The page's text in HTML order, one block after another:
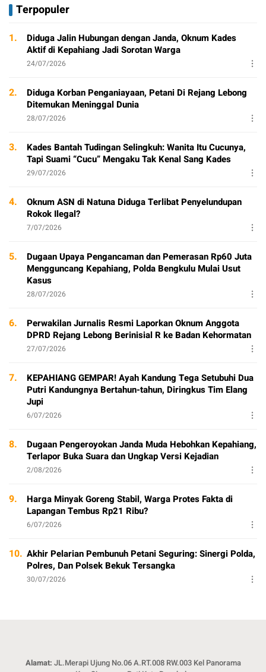
Terpopuler
1.
Diduga Jalin Hubungan dengan Janda, Oknum Kades
Aktif di Kepahiang Jadi Sorotan Warga
24/07/2026
2.
Diduga Korban Penganiayaan, Petani Di Rejang Lebong
Ditemukan Meninggal Dunia
28/07/2026
3.
Kades Bantah Tudingan Selingkuh: Wanita Itu Cucunya,
Tapi Suami “Cucu” Mengaku Tak Kenal Sang Kades
29/07/2026
4.
Oknum ASN di Natuna Diduga Terlibat Penyelundupan
Rokok Ilegal?
7/07/2026
5.
Dugaan Upaya Pengancaman dan Pemerasan Rp60 Juta
Mengguncang Kepahiang, Polda Bengkulu Mulai Usut
Kasus
28/07/2026
6.
Perwakilan Jurnalis Resmi Laporkan Oknum Anggota
DPRD Rejang Lebong Berinisial R ke Badan Kehormatan
27/07/2026
7.
KEPAHIANG GEMPAR! Ayah Kandung Tega Setubuhi Dua
Putri Kandungnya Bertahun-tahun, Diringkus Tim Elang
Jupi
6/07/2026
8.
Dugaan Pengeroyokan Janda Muda Hebohkan Kepahiang,
Terlapor Buka Suara dan Ungkap Versi Kejadian
2/08/2026
9.
Harga Minyak Goreng Stabil, Warga Protes Fakta di
Lapangan Tembus Rp21 Ribu?
6/07/2026
10. Akhir Pelarian Pembunuh Petani Seguring: Sinergi Polda,
Polres, Dan Polsek Bekuk Tersangka
30/07/2026
Alamat: JL.Merapi Ujung No.06 A.RT.008 RW.003 Kel Panorama